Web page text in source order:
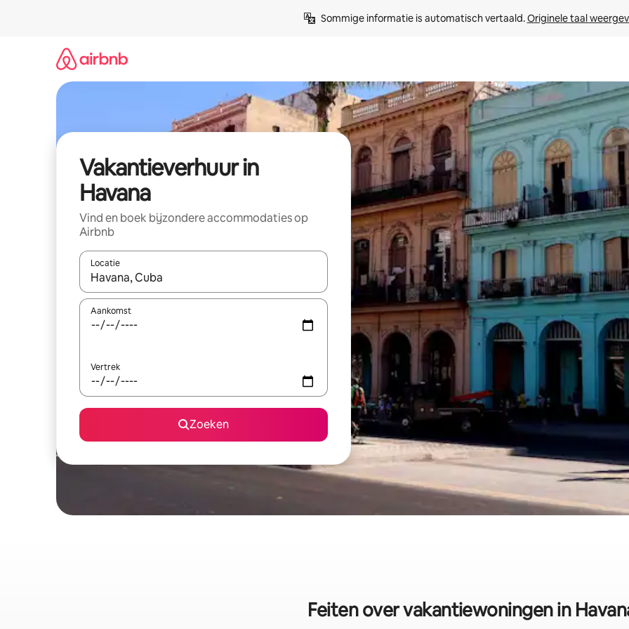
Sommige informatie is automatisch vertaald. Originele taal
Vakantieverhuur in
Havana
Vind en boek bijzondere accommodaties op
Airbnb
Locatie
Wanneer er suggesties beschikbaar zijn, maak je een keuze met je de pijltjestoetsen omhoog en omlaag, óf door te
Aankomst
Vertrek
Zoeken
Feiten over vakantiewoningen in